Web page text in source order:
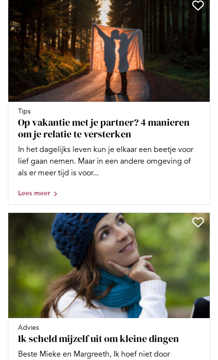
Tips
Op vakantie met je partner? 4 manieren
om je relatie te versterken
In het dagelijks leven kun je elkaar een beetje voor
lief gaan nemen. Maar in een andere omgeving of
als er meer tijd is voor...
Lees meer
Advies
Ik scheld mijzelf uit om kleine dingen
Beste Mieke en Margreeth, Ik hoef niet door